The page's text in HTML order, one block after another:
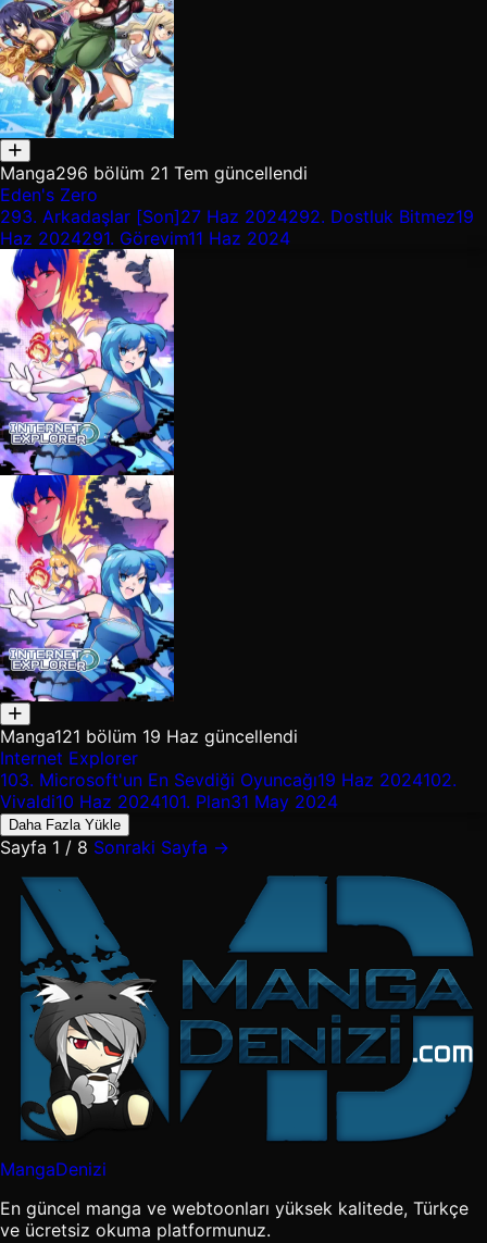
Manga296 bölüm 21 Tem güncellendi
Eden's Zero
293. Arkadaşlar [Son]27 Haz 2024292. Dostluk Bitmez19
Haz 2024291. Görevim11 Haz 2024
Manga121 bölüm 19 Haz güncellendi
Internet Explorer
103. Microsoft'un En Sevdiği Oyuncağı19 Haz 2024102.
Vivaldi10 Haz 2024101. Plan31 May 2024
Daha Fazla Yükle
Sayfa 1 / 8 Sonraki Sayfa →
MangaDenizi
En güncel manga ve webtoonları yüksek kalitede, Türkçe
ve ücretsiz okuma platformunuz.